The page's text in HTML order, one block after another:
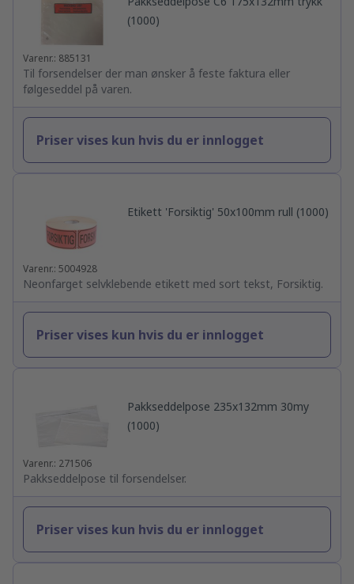
(1000)
Varenr.: 885131
Til forsendelser der man ønsker å feste faktura eller
følgeseddel på varen.
Priser vises kun hvis du er innlogget
Etikett 'Forsiktig' 50x100mm rull (1000)
Varenr.: 5004928
Neonfarget selvklebende etikett med sort tekst, Forsiktig.
Priser vises kun hvis du er innlogget
Pakkseddelpose 235x132mm 30my
(1000)
Varenr.: 271506
Pakkseddelpose til forsendelser.
Priser vises kun hvis du er innlogget